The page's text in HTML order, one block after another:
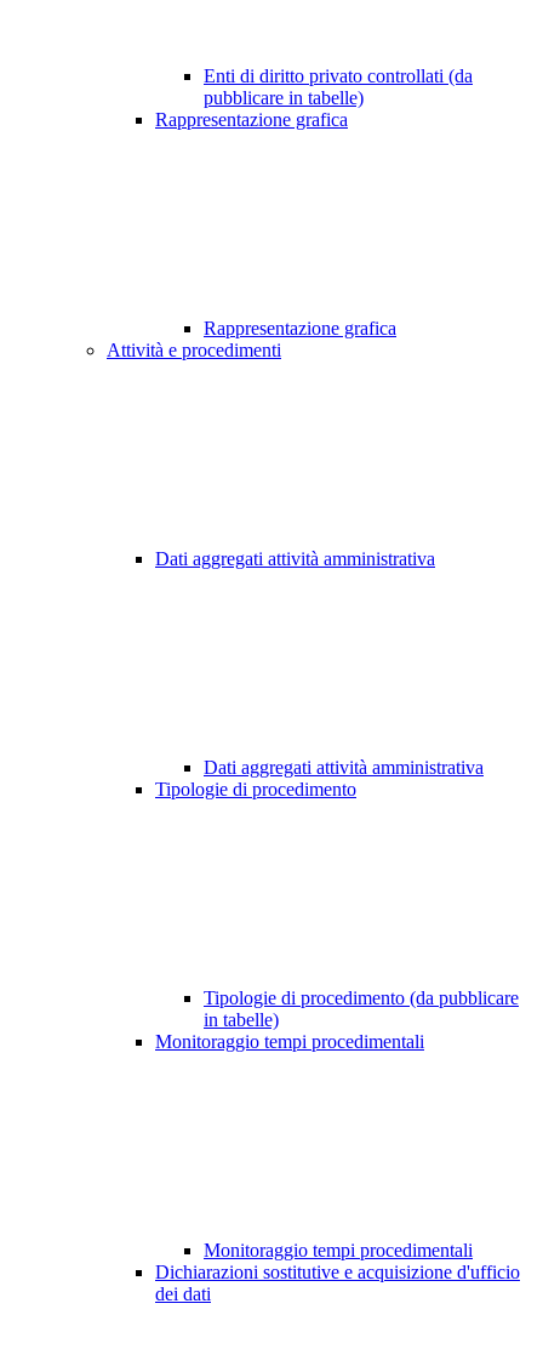
Enti di diritto privato controllati (da
pubblicare in tabelle)
Rappresentazione grafica
Rappresentazione grafica
Attività e procedimenti
Dati aggregati attività amministrativa
Dati aggregati attività amministrativa
Tipologie di procedimento
Tipologie di procedimento (da pubblicare
in tabelle)
Monitoraggio tempi procedimentali
Monitoraggio tempi procedimentali
Dichiarazioni sostitutive e acquisizione d'ufficio
dei dati